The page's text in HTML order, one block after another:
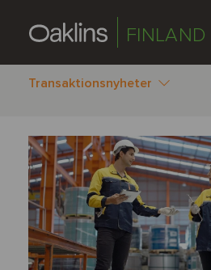
FINLAND
Transaktionsnyheter